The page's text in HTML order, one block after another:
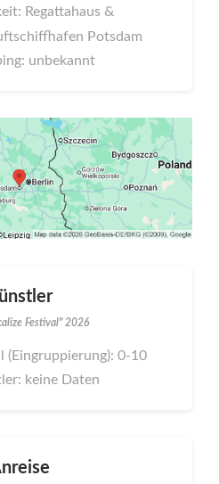
Regattahaus &
Potsdam
unbekannt
Festival" 2026
(Eingruppierung): 0-10
keine Daten